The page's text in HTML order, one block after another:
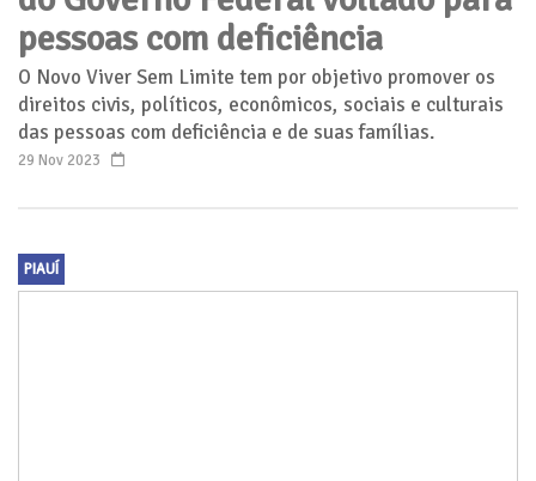
pessoas com deficiência
O Novo Viver Sem Limite tem por objetivo promover os
direitos civis, políticos, econômicos, sociais e culturais
das pessoas com deficiência e de suas famílias.
29 Nov 2023
PIAUÍ